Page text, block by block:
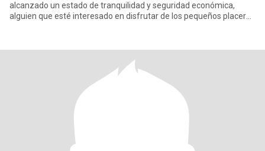
alcanzado un estado de tranquilidad y seguridad económica,
alguien que esté interesado en disfrutar de los pequeños placeres